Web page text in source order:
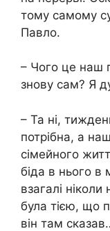
тому самому
Павло.
– Чого це наш
знову сам? Я
– Та ні,
потрібна, а
сімейного
біда в нього
взагалі
була тією, що
він там